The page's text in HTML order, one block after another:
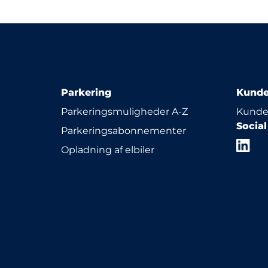
Parkering
Parkeringsmuligheder A-Z
Parkeringsabonnementer
Opladning af elbiler